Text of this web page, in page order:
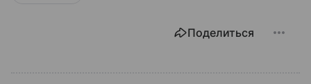
Поделиться